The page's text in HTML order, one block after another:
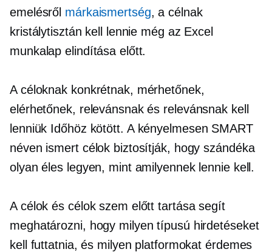
emelésről márkaismertség, a célnak
kristálytisztán kell lennie még az Excel
munkalap elindítása előtt.
A céloknak konkrétnak, mérhetőnek,
elérhetőnek, relevánsnak és relevánsnak kell
lenniük Időhöz kötött. A kényelmesen SMART
néven ismert célok biztosítják, hogy szándéka
olyan éles legyen, mint amilyennek lennie kell.
A célok és célok szem előtt tartása segít
meghatározni, hogy milyen típusú hirdetéseket
kell futtatnia, és milyen platformokat érdemes